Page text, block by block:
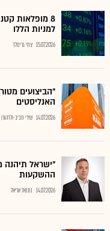
8 מופלאות
למניות הללו
15.07.2026 צחי גרינולד
"הביצועים
האנליסטים
14.07.2026 שירי חביב-ולדהורן
"ישראל
ההשקעות
14.07.2026 נתנאל אריאל